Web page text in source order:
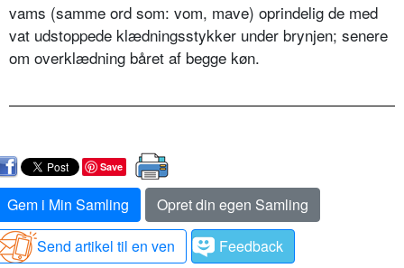
vams (samme ord som: vom, mave) oprindelig de med
vat udstoppede klædningsstykker under brynjen; senere
om overklædning båret af begge køn.
Save
Gem i Min Samling
Opret din egen Samling
Send artikel til en ven
Feedback